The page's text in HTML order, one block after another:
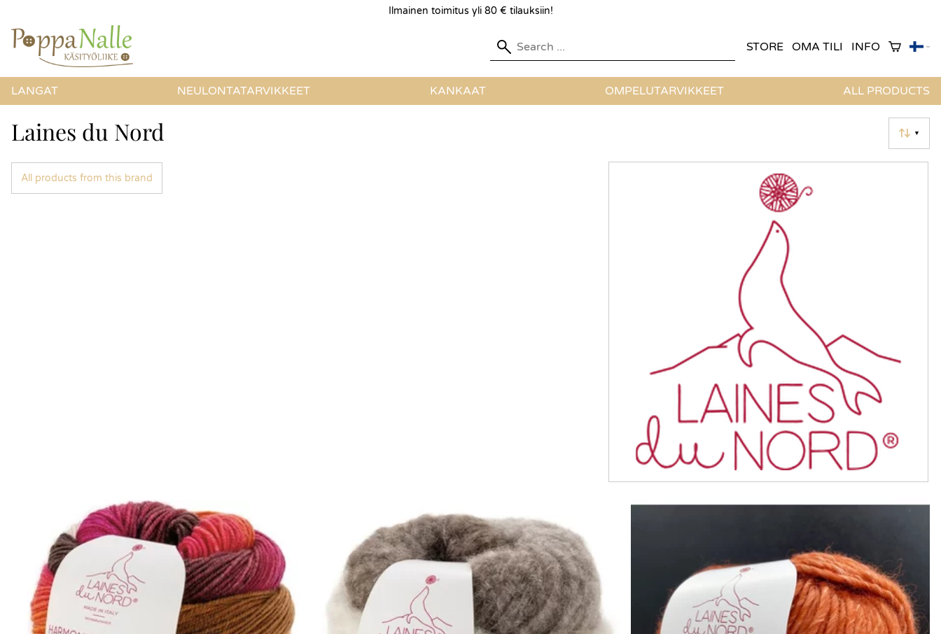
Ilmainen toimitus yli 80 € tilauksiin!
STORE OMA TILI INFO
LANGAT NEULONTATARVIKKEET KANKAAT OMPELUTARVIKKEET ALL PRODUCTS
▼
Laines du Nord
All products from this brand